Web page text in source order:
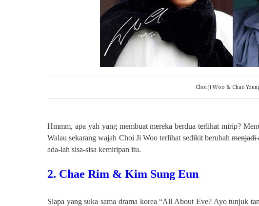
Choi Ji Woo & Chae
Hmmm, apa yah yang membuat mereka berdua terlihat mirip?
Walau sekarang wajah Choi Ji Woo terlihat sedikit berubahmenjadi
ada-lah sisa-sisa kemiripan itu.
2. Chae Rim & Kim Sung Eun
Siapa yang suka sama drama korea “All About Eve? Ayo tunjuk